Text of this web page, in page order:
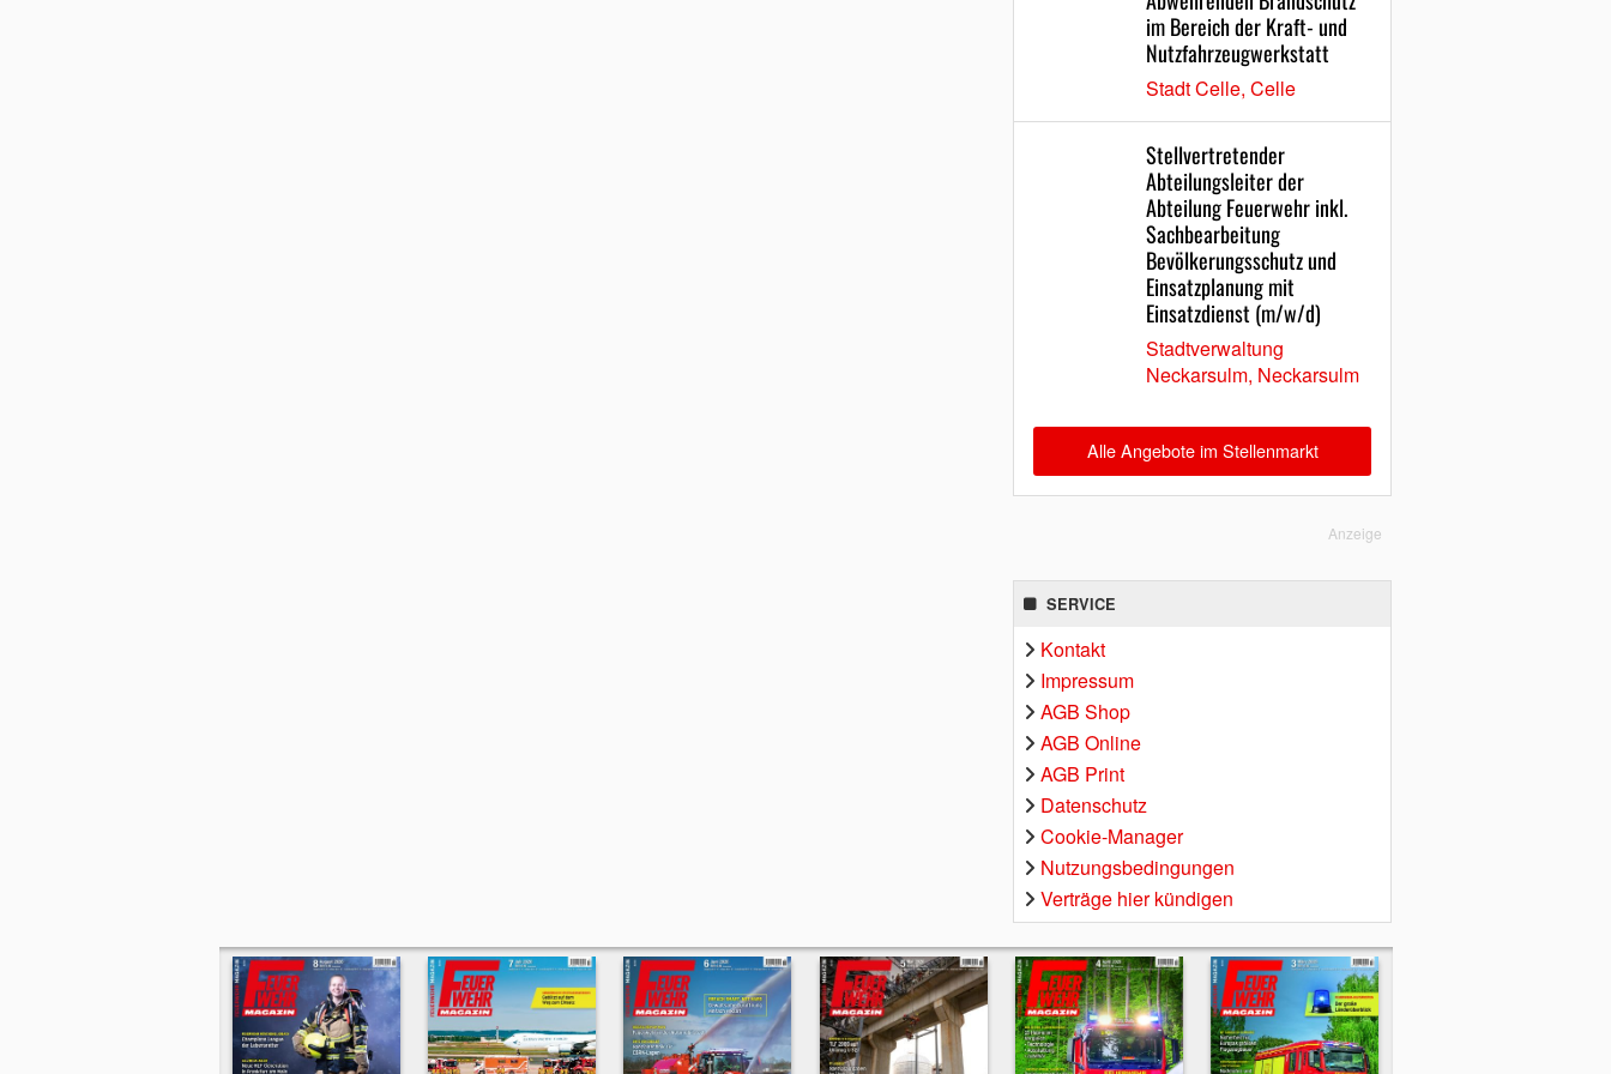
im Bereich der Kraft- und
Nutzfahrzeugwerkstatt
Stadt Celle, Celle
Stellvertretender
Abteilungsleiter der
Abteilung Feuerwehr inkl.
Sachbearbeitung
Bevölkerungsschutz und
Einsatzplanung mit
Einsatzdienst (m/w/d)
Stadtverwaltung
Neckarsulm, Neckarsulm
Alle Angebote im Stellenmarkt
Anzeige
SERVICE
Kontakt
Impressum
AGB Shop
AGB Online
AGB Print
Datenschutz
Cookie-Manager
Nutzungsbedingungen
Verträge hier kündigen